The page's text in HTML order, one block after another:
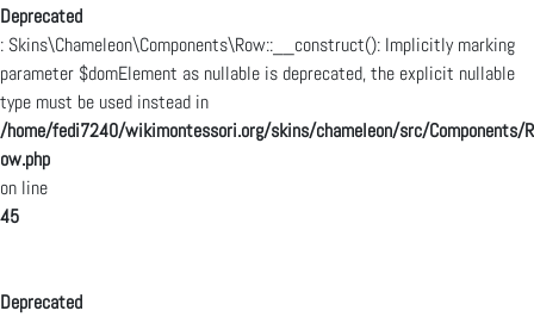
Deprecated
: Skins\Chameleon\Components\Row::__construct(): Implicitly marking
parameter $domElement as nullable is deprecated, the explicit nullable
type must be used instead in
/home/fedi7240/wikimontessori.org/skins/chameleon/src/Components/R
ow.php
on line
45
Deprecated